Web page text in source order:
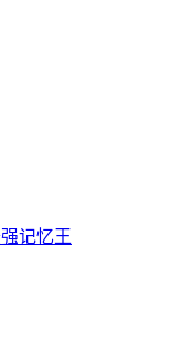
记忆王